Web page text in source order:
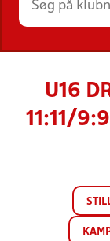
U16
11:11/